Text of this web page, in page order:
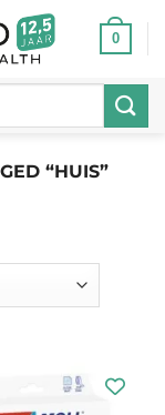
0
“HUIS”